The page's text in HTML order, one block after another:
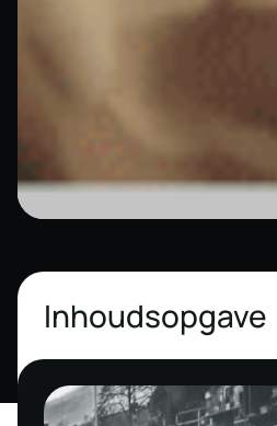
Inhoudsopgave